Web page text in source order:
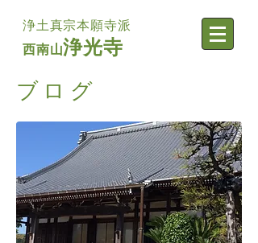
浄土真宗本願寺派
西南山浄光寺
​ブログ